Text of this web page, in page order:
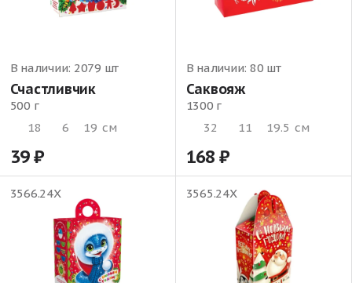
В наличии: 2079 шт
Счастливчик
500 г
18
6 19 см
39
В наличии: 80 шт
Саквояж
1300 г
32
11 19.5 см
168
3566.24Х 3565.24Х